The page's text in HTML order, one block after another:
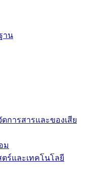
าน
การสารและของเสีย
ม
ร์และเทคโนโลยี